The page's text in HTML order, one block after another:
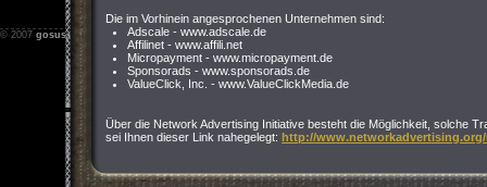
Die im Vorhinein angesprochenen Unternehmen sind:
Adscale - www.adscale.de
Affilinet - www.affili.net
Micropayment - www.micropayment.de
Sponsorads - www.sponsorads.de
ValueClick, Inc. - www.ValueClickMedia.de
Über die Network Advertising Initiative besteht die Möglichkeit, solche
sei Ihnen dieser Link nahegelegt: http://
© 2007 gosus.net Impressum-Nutzungsbedingungen